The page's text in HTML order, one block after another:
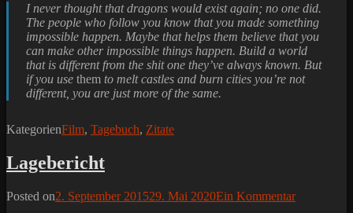
I never thought that dragons would exist again; no one did.
The people who follow you know that you made something
impossible happen. Maybe that helps them believe that you
can make other impossible things happen. Build a world
that is different from the shit one they’ve always known. But
if you usethemto melt castles and burn cities you’re not
different, you are just more of the same.
KategorienFilm, Tagebuch, Zitate
Lagebericht
Posted on2. September 201529. Mai 2020Ein Kommentar